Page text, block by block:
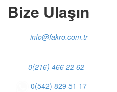
Bize Ulaşın
info@fakro.com.tr
0(216) 466 22 62
0(542) 829 51 17